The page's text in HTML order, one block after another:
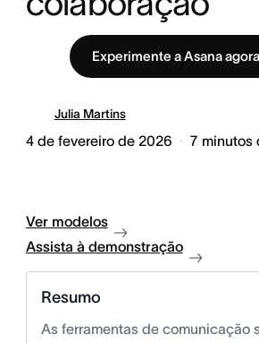
Experimente a Asana
Julia Martins
4 de fevereiro de 2026 7 minutos
Ver modelos
Assista à demonstração
Resumo
As ferramentas de comunicação